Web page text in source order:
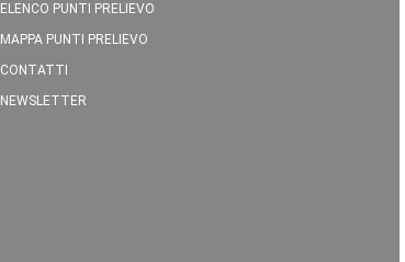
ELENCO PUNTI PRELIEVO
MAPPA PUNTI PRELIEVO
CONTATTI
NEWSLETTER